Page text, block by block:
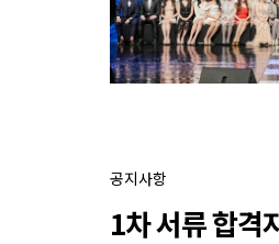
공지사항
1차 서류 합격